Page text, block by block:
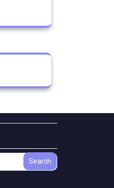
Search